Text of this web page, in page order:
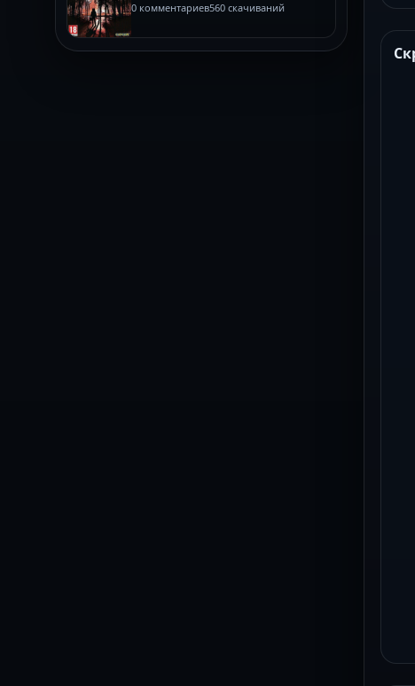
0 комментариев560 скачиваний